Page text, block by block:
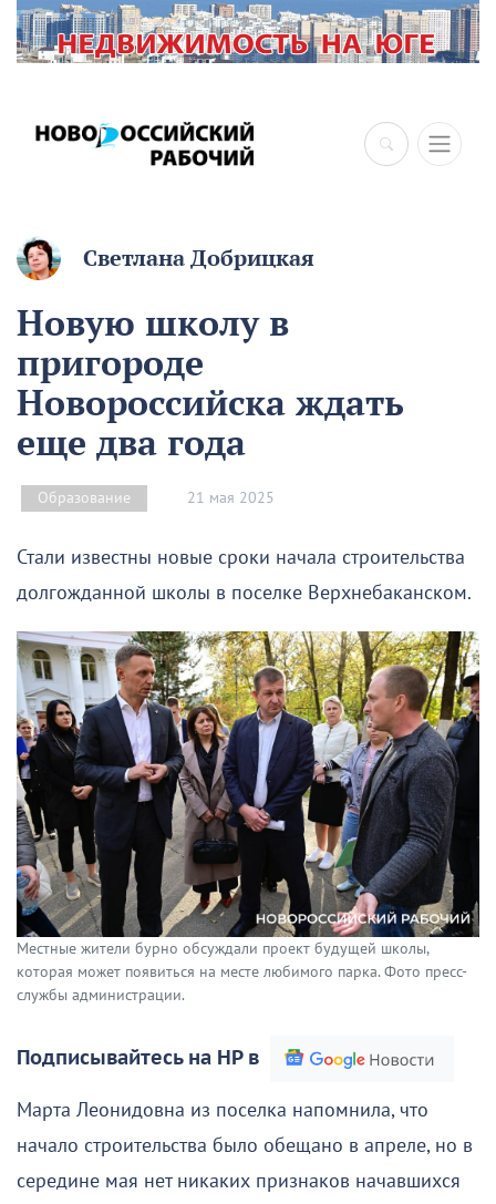
×
Светлана Добрицкая
Новую школу в
пригороде
Новороссийска ждать
еще два года
Образование 21 мая 2025
Стали известны новые сроки начала строительства
долгожданной школы в поселке Верхнебаканском.
Местные жители бурно обсуждали проект будущей школы,
которая может появиться на месте любимого парка. Фото пресс-
службы администрации.
Подписывайтесь на НР в
Марта Леонидовна из поселка напомнила, что
начало строительства было обещано в апреле, но в
середине мая нет никаких признаков начавшихся